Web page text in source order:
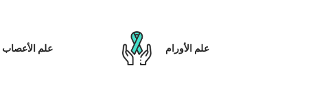
علم الأعصاب علم الأورام